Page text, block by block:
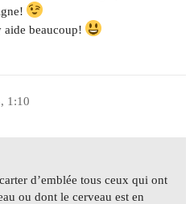
aide beaucoup!
1:10
d’emblée tous ceux qui ont
ou dont le cerveau est en